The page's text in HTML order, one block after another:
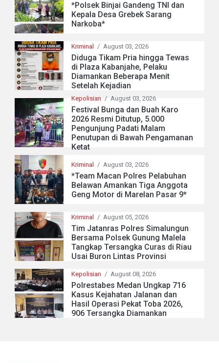
*Polsek Binjai Gandeng TNI dan
Kepala Desa Grebek Sarang
Narkoba*
Kriminal / August 03, 2026
Diduga Tikam Pria hingga Tewas
di Plaza Kabanjahe, Pelaku
Diamankan Beberapa Menit
Setelah Kejadian
Kepolisian / August 03, 2026
Festival Bunga dan Buah Karo
2026 Resmi Ditutup, 5.000
Pengunjung Padati Malam
Penutupan di Bawah Pengamanan
Ketat
Kriminal / August 03, 2026
*Team Macan Polres Pelabuhan
Belawan Amankan Tiga Anggota
Geng Motor di Marelan Pasar 9*
Kriminal / August 05, 2026
Tim Jatanras Polres Simalungun
Bersama Polsek Gunung Malela
Tangkap Tersangka Curas di Riau
Usai Buron Lintas Provinsi
Kepolisian / August 08, 2026
Polrestabes Medan Ungkap 716
Kasus Kejahatan Jalanan dan
Hasil Operasi Pekat Toba 2026,
906 Tersangka Diamankan